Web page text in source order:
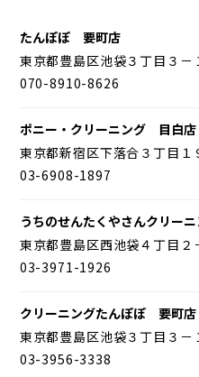
たんぽぽ 要町店
東京都豊島区池袋３丁目３－
070-8910-8626
ポニー・クリーニング 目白店
東京都新宿区下落合３丁目１
03-6908-1897
うちのせんたくやさんクリー
東京都豊島区西池袋４丁目２
03-3971-1926
クリーニングたんぽぽ 要町店
東京都豊島区池袋３丁目３－
03-3956-3338